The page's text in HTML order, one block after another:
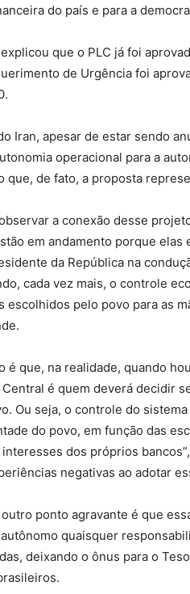
do país e para a
que o PLC já foi
de Urgência foi
Iran, apesar de estar sendo
operacional para a
que, de fato, a proposta
a conexão desse
em andamento porque
da República na
cada vez mais, o controle
escolhidos pelo povo para as
é que, na realidade, quando
é quem deverá decidir
Ou seja, o controle do
do povo, em função das
dos próprios
negativas ao adotar
ponto agravante é que
quaisquer
deixando o ônus para o